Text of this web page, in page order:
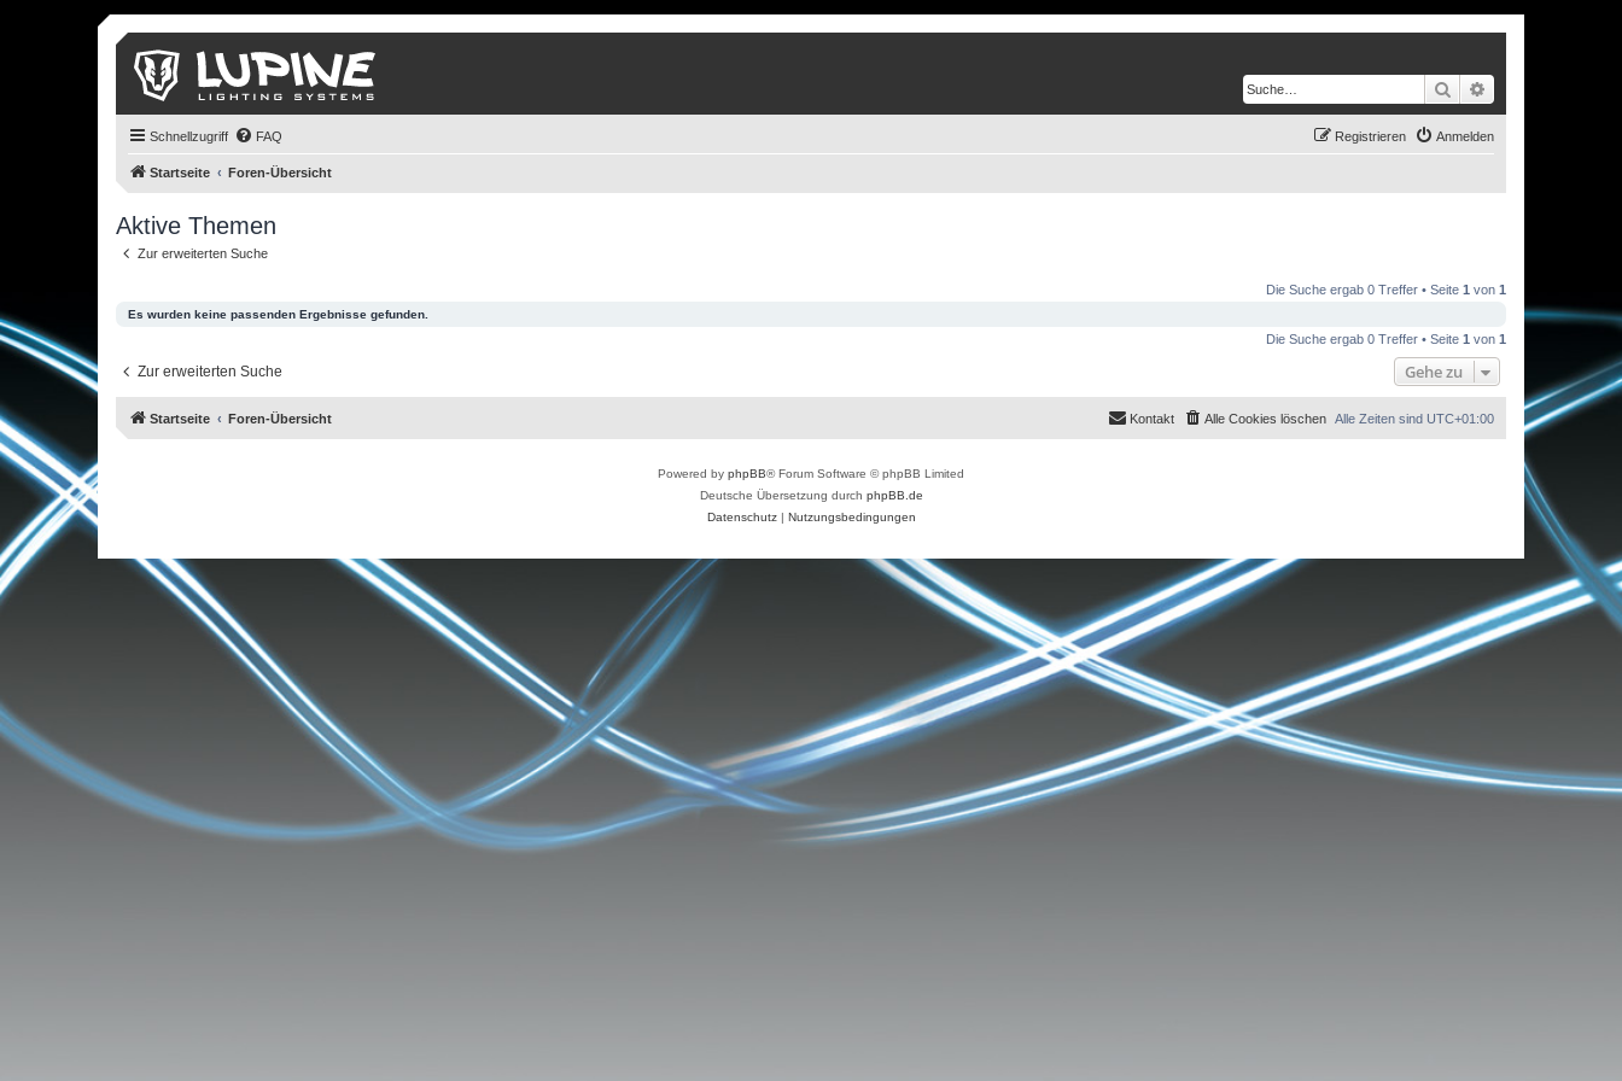
Suche
Schnellzugriff FAQ Anmelden
Registrieren
Startseite Foren-Übersicht
Aktive Themen
Zur erweiterten Suche
Die Suche ergab 0 Treffer • Seite 1 von 1
Es wurden keine passenden Ergebnisse gefunden.
Die Suche ergab 0 Treffer • Seite 1 von 1
Zur erweiterten Suche Gehe zu
Startseite Foren-Übersicht Alle Zeiten sind UTC+01:00
Alle Cookies löschen
Kontakt
Powered by phpBB® Forum Software © phpBB Limited
Deutsche Übersetzung durch phpBB.de
Datenschutz| Nutzungsbedingungen